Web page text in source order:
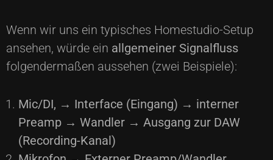
Wenn wir uns ein typisches Homestudio-Setup
ansehen, würde ein allgemeiner Signalfluss
folgendermaßen aussehen (zwei Beispiele):
Mic/DI, → Interface (Eingang) → interner
Preamp → Wandler → Ausgang zur DAW
(Recording-Kanal)